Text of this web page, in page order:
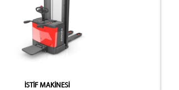
İSTİF MAKİNESİ